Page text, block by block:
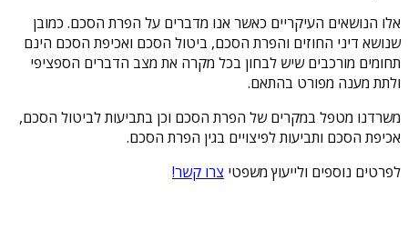
אלו הנושאים העיקריים כאשר אנו מדברים על הפרת הסכם. כמובן
שנושא דיני החוזים והפרת הסכם, ביטול הסכם ואכיפת הסכם הינם
תחומים מורכבים שיש לבחון בכל מקרה את מצב הדברים הספציפי
ולתת מענה מפורט בהתאם.
משרדנו מטפל במקרים של הפרת הסכם וכן בתביעות לביטול הסכם,
אכיפת הסכם ותביעות לפיצויים בגין הפרת הסכם.
לפרטים נוספים ולייעוץ משפטי צרו קשר!